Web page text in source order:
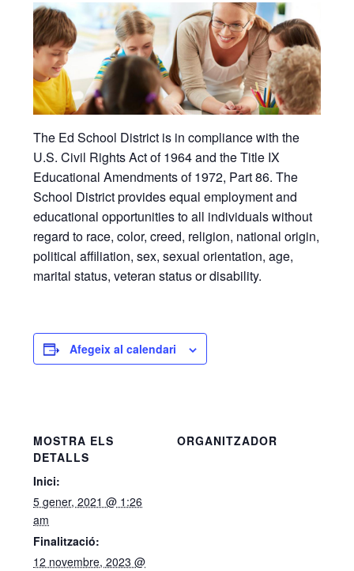
The Ed School District is in compliance with the
U.S. Civil Rights Act of 1964 and the Title IX
Educational Amendments of 1972, Part 86. The
School District provides equal employment and
educational opportunities to all individuals without
regard to race, color, creed, religion, national origin,
political affiliation, sex, sexual orientation, age,
marital status, veteran status or disability.
Afegeix al calendari
MOSTRA ELS
DETALLS
Inici:
5 gener, 2021 @ 1:26
am
Finalització:
12 novembre, 2023 @
ORGANITZADOR